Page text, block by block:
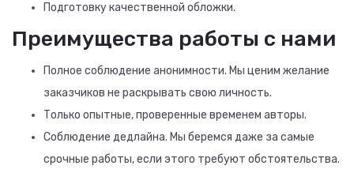
Подготовку качественной обложки.
Преимущества работы с нами
Полное соблюдение анонимности. Мы ценим желание
заказчиков не раскрывать свою личность.
Только опытные, проверенные временем авторы.
Соблюдение дедлайна. Мы беремся даже за самые
срочные работы, если этого требуют обстоятельства.